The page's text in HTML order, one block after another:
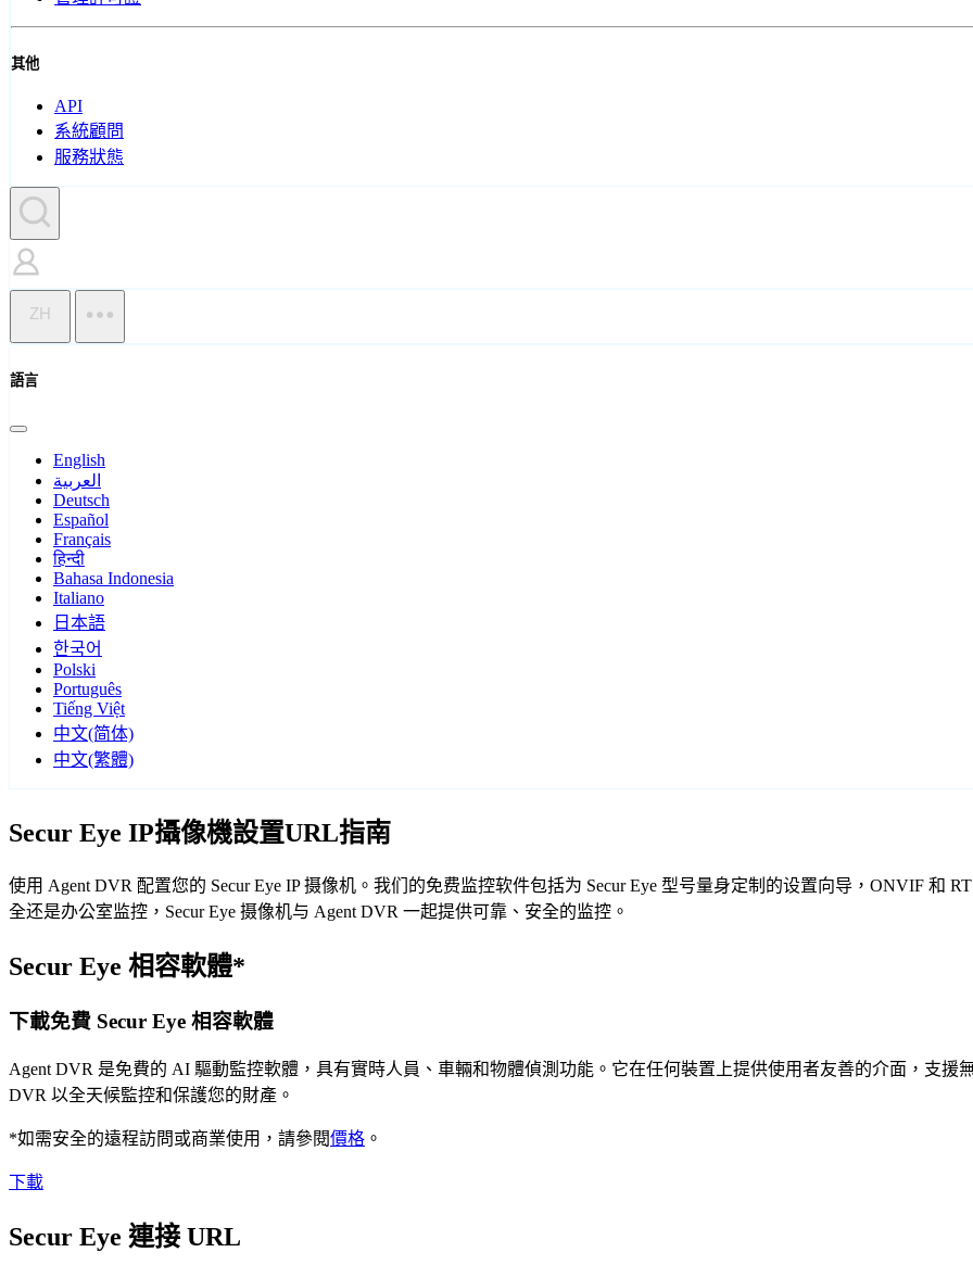
其他
API
系統顧問
服務狀態
ZH
語言
English
العربية
Deutsch
Español
Français
हिन्दी
Bahasa Indonesia
Italiano
日本語
한국어
Polski
Português
Tiếng Việt
中文(简体)
中文(繁體)
Secur Eye IP攝像機設置URL指南
使用 Agent DVR 配置您的 Secur Eye IP 摄像机。我们的免费监控软件包括为 Secur Eye 型号量身定制的设置向导，ONVIF 和
全还是办公室监控，Secur Eye 摄像机与 Agent DVR 一起提供可靠、安全的监控。
Secur Eye 相容軟體*
下載免費 Secur Eye 相容軟體
Agent DVR 是免費的 AI 驅動監控軟體，具有實時人員、車輛和物體偵測功能。它在任何裝置上提供使用者友善的介面，支援
DVR 以全天候監控和保護您的財產。
*如需安全的遠程訪問或商業使用，請參閱價格 。
下載
Secur Eye 連接 URL